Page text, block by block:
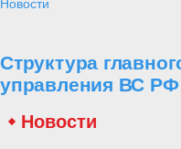
Новости
Структура
управления ВС
Новости